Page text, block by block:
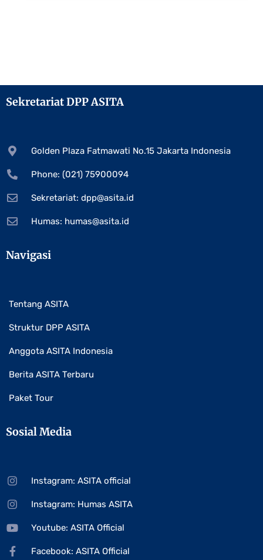
Sekretariat DPP ASITA
Golden Plaza Fatmawati No.15 Jakarta Indonesia
Phone: (021) 75900094
Sekretariat: dpp@asita.id
Humas: humas@asita.id
Navigasi
Tentang ASITA
Struktur DPP ASITA
Anggota ASITA Indonesia
Berita ASITA Terbaru
Paket Tour
Sosial Media
Instagram: ASITA official
Instagram: Humas ASITA
Youtube: ASITA Official
Facebook: ASITA Official